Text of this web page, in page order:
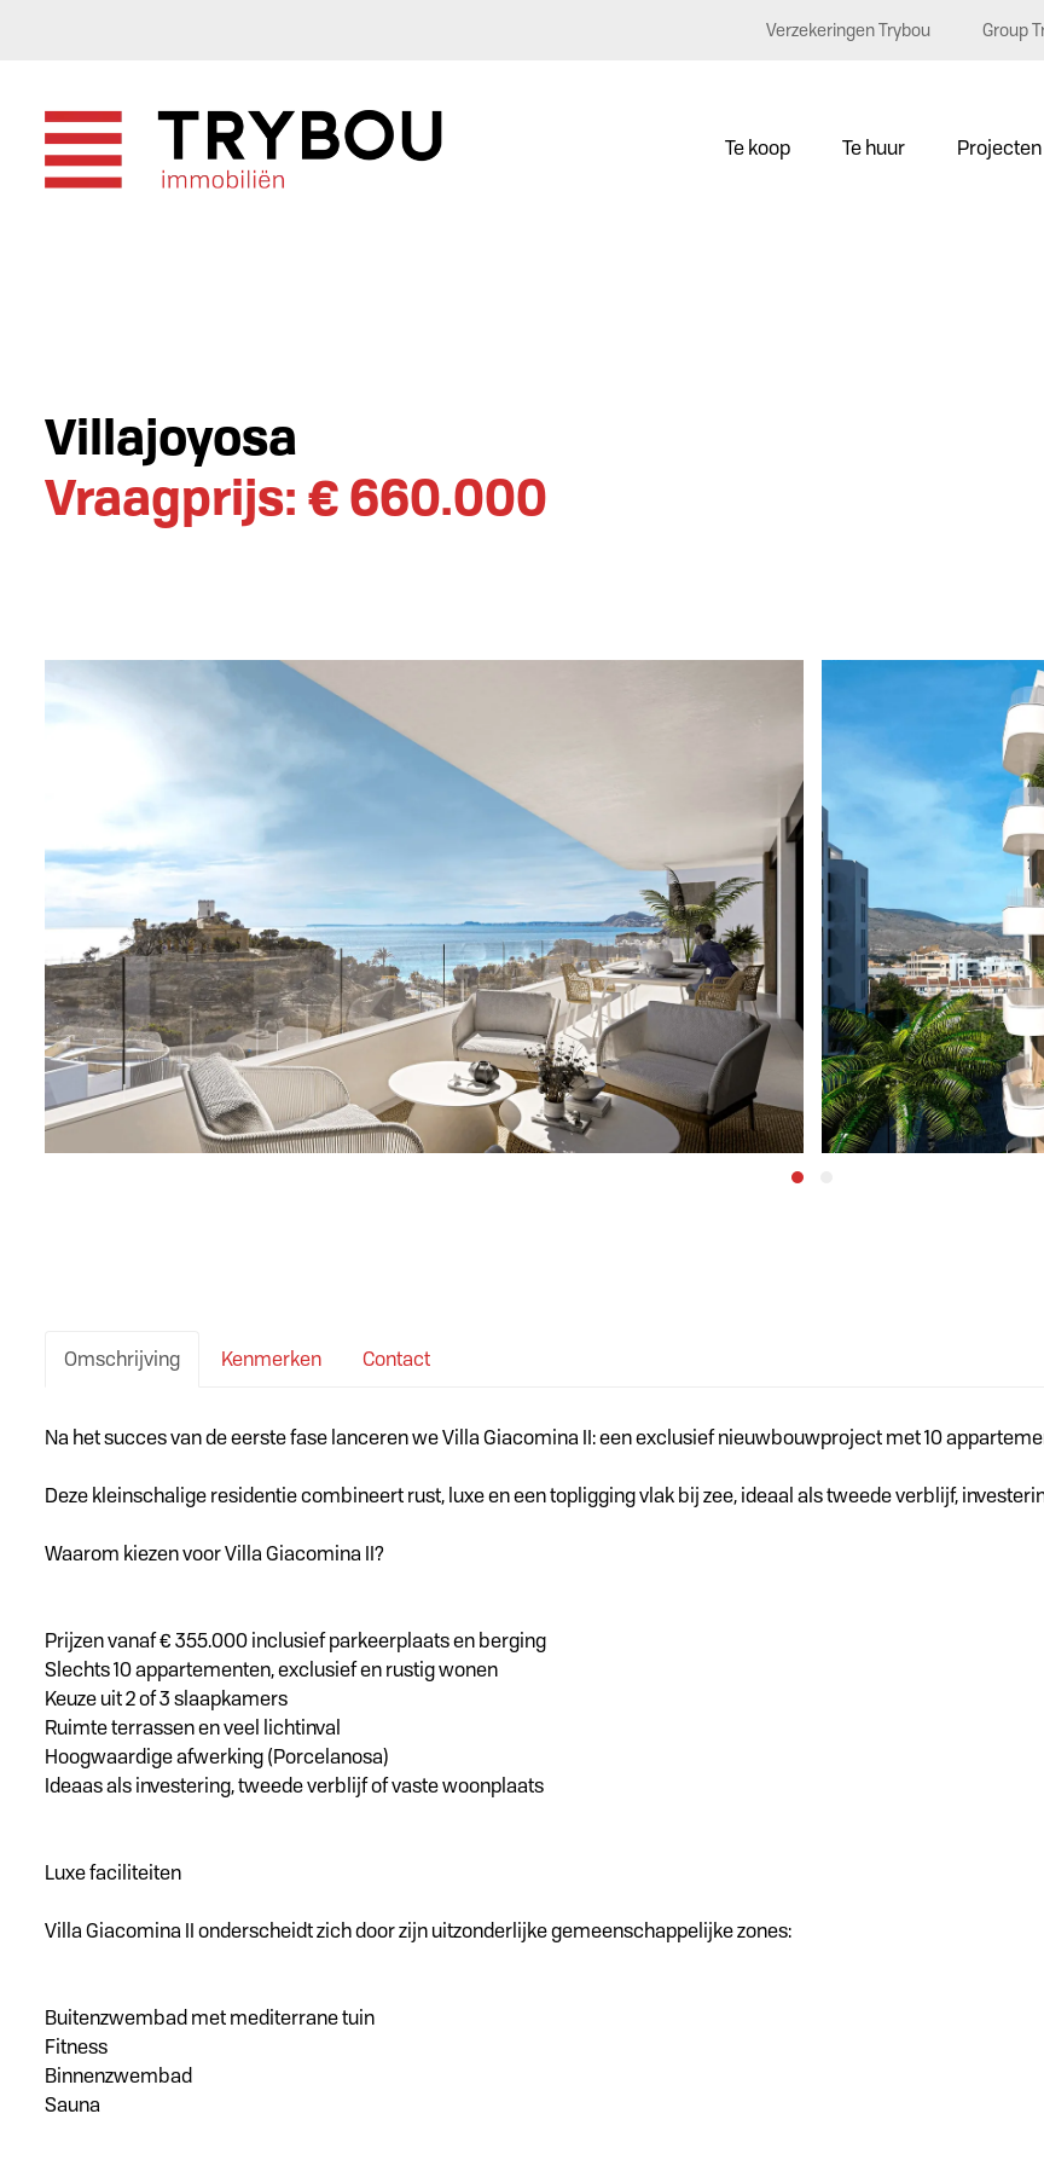
Verzekeringen Trybou Group
Te koop Te huur Projecten
Villajoyosa
Vraagprijs: € 660.000
Omschrijving Kenmerken Contact
Omschrijving
Na het succes van de eerste fase lanceren we Villa Giacomina II: een exclusief nieuwbouwproject met 10
Deze kleinschalige residentie combineert rust, luxe en een topligging vlak bij zee, ideaal als tweede verblijf,
Waarom kiezen voor Villa Giacomina II?
Prijzen vanaf € 355.000 inclusief parkeerplaats en berging
Slechts 10 appartementen, exclusief en rustig wonen
Keuze uit 2 of 3 slaapkamers
Ruimte terrassen en veel lichtinval
Hoogwaardige afwerking (Porcelanosa)
Ideaas als investering, tweede verblijf of vaste woonplaats
Luxe faciliteiten
Villa Giacomina II onderscheidt zich door zijn uitzonderlijke gemeenschappelijke zones:
Buitenzwembad met mediterrane tuin
Fitness
Binnenzwembad
Sauna